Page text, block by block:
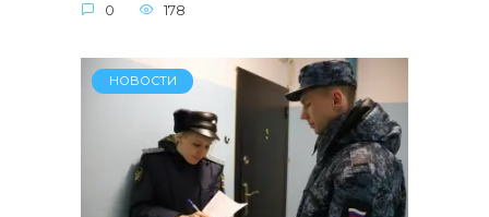
0 178
НОВОСТИ